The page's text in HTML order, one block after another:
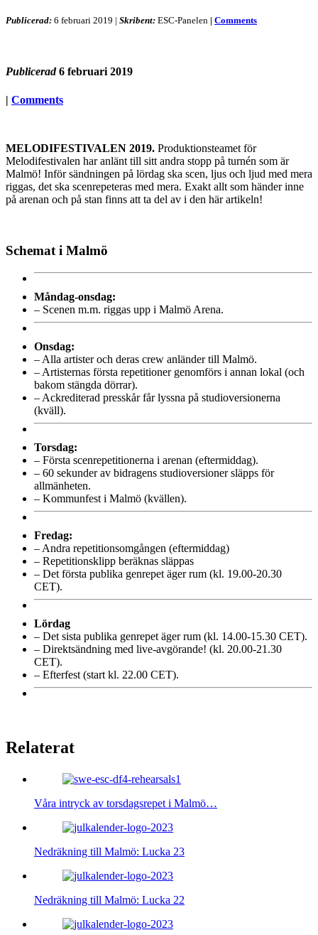
Publicerad: 6 februari 2019 | Skribent: ESC-Panelen | Comments
Publicerad 6 februari 2019
| Comments
MELODIFESTIVALEN 2019. Produktionsteamet för
Melodifestivalen har anlänt till sitt andra stopp på turnén som är
Malmö! Inför sändningen på lördag ska scen, ljus och ljud med mera
riggas, det ska scenrepeteras med mera. Exakt allt som händer inne
på arenan och på stan finns att ta del av i den här artikeln!
Schemat i Malmö
Måndag-onsdag:
– Scenen m.m. riggas upp i Malmö Arena.
Onsdag:
– Alla artister och deras crew anländer till Malmö.
– Artisternas första repetitioner genomförs i annan lokal (och
bakom stängda dörrar).
– Ackrediterad presskår får lyssna på studioversionerna
(kväll).
Torsdag:
– Första scenrepetitionerna i arenan (eftermiddag).
– 60 sekunder av bidragens studioversioner släpps för
allmänheten.
– Kommunfest i Malmö (kvällen).
Fredag:
– Andra repetitionsomgången (eftermiddag)
– Repetitionsklipp beräknas släppas
– Det första publika genrepet äger rum (kl. 19.00-20.30
CET).
Lördag
– Det sista publika genrepet äger rum (kl. 14.00-15.30 CET).
– Direktsändning med live-avgörande! (kl. 20.00-21.30
CET).
– Efterfest (start kl. 22.00 CET).
Relaterat
Våra intryck av torsdagsrepet i Malmö…
Nedräkning till Malmö: Lucka 23
Nedräkning till Malmö: Lucka 22